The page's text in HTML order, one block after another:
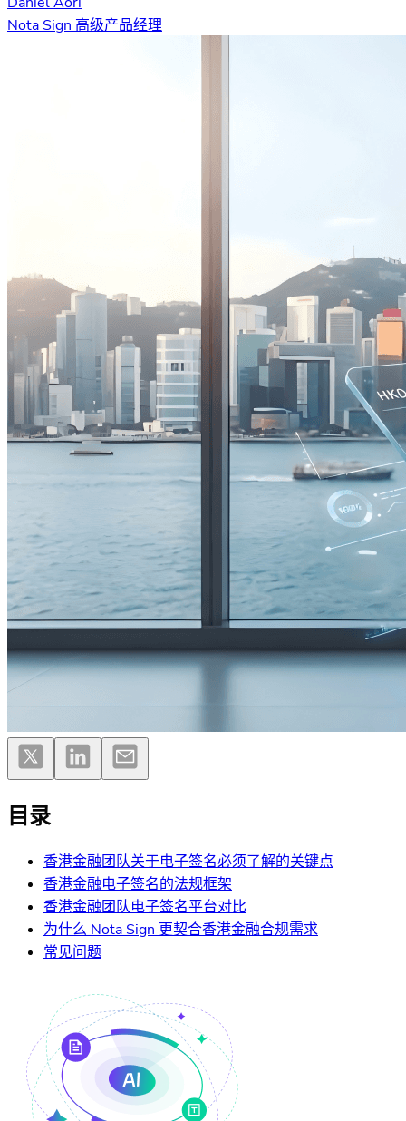
Nota Sign 高级产品经理
目录
香港金融团队关于电子签名必须了解的关键点
香港金融电子签名的法规框架
香港金融团队电子签名平台对比
为什么 Nota Sign 更契合香港金融合规需求
常见问题